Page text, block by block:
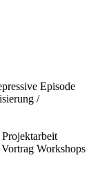
Episode
/
Projektarbeit
Vortrag Workshops